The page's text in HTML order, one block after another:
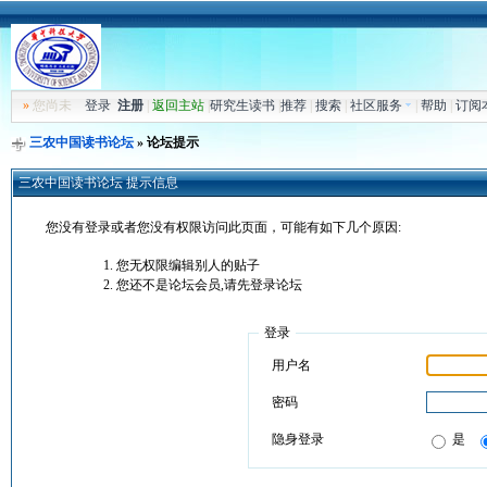
»您尚未 登录 注册| 返回主站| 研究生读书| 推荐| 搜索| 社区服务 帮助 订阅
三农中国读书论坛» 论坛提示
三农中国读书论坛 提示信息
您没有登录或者您没有权限访问此页面，可能有如下几个原因:
您无权限编辑别人的贴子
您还不是论坛会员,请先登录论坛
登录
用户名
密码
隐身登录 是